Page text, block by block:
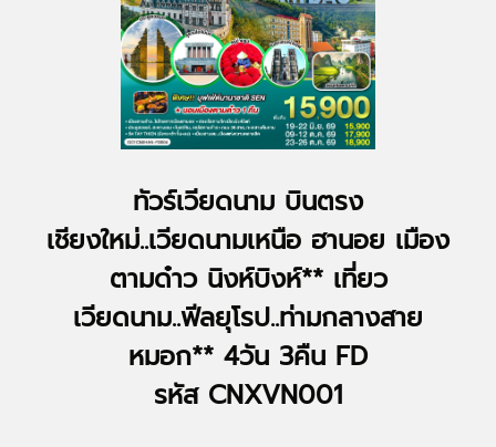
ทัวร์เวียดนาม บินตรง
เชียงใหม่..เวียดนามเหนือ ฮานอย เมือง
ตามด๋าว นิงห์บิงห์** เที่ยว
เวียดนาม..ฟีลยุโรป..ท่ามกลางสาย
หมอก** 4วัน 3คืน FD
รหัส CNXVN001